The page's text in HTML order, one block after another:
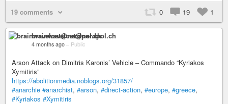
19 comments 0 19 1
brainwavelost@nerdpol.ch
4 months ago – Public
Arson Attack on Dimitris Karonis’ Vehicle – Commando “Kyriakos
Xymitiris”
https://abolitionmedia.noblogs.org/31857/
#anarchie #anarchist, #arson, #direct-action, #europe, #greece,
#Kyriakos #Xymitiris